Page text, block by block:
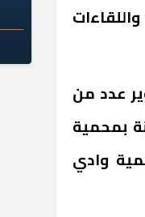
عدد من
بمحمية
وادي